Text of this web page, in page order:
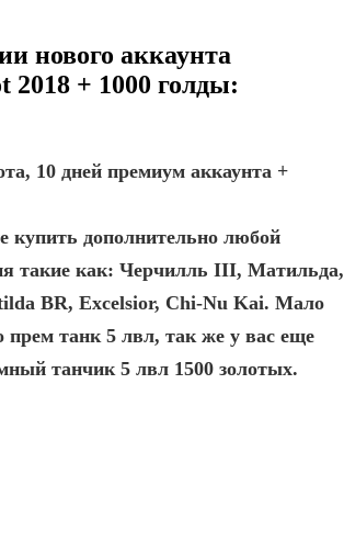
нового аккаунта
2018 + 1000 голды:
10 дней премиум аккаунта +
купить дополнительно любой
такие как: Черчилль III, Матильда,
BR, Excelsior, Chi-Nu Kai. Мало
прем танк 5 лвл, так же у вас еще
танчик 5 лвл 1500 золотых.